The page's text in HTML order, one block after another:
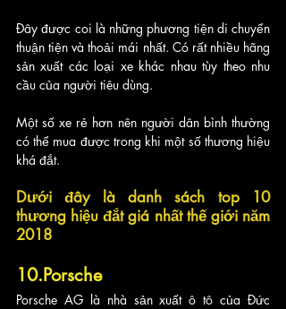
Đây được coi là những phương tiện di chuyển
thuận tiện và thoải mái nhất. Có rất nhiều hãng
sản xuất các loại xe khác nhau tùy theo nhu
cầu của người tiêu dùng.
Một số xe rẻ hơn nên người dân bình thường
có thể mua được trong khi một số thương hiệu
khá đắt.
Dưới đây là danh sách top 10
thương hiệu đắt giá nhất thế giới năm
2018
10.Porsche
Porsche AG là nhà sản xuất ô tô của Đức